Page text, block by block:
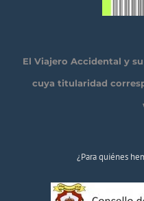
El Viajero Accidental y
cuya titularidad
¿Para quiénes